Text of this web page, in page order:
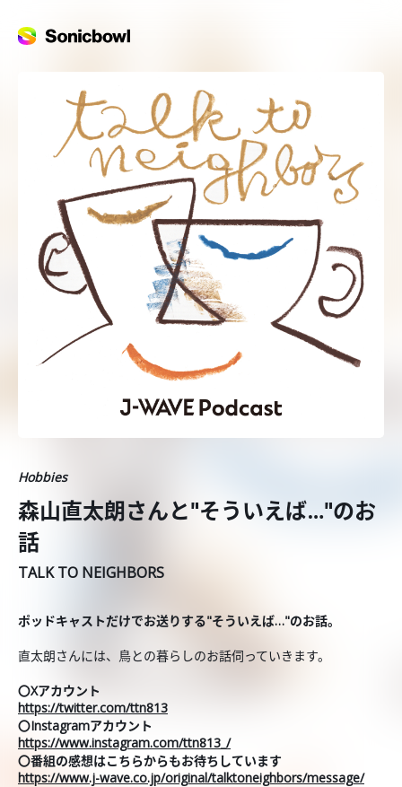
Hobbies
森山直太朗さんと"そういえば…"のお
話
TALK TO NEIGHBORS
ポッドキャストだけでお送りする"そういえば…"のお話。
直太朗さんには、鳥との暮らしのお話伺っていきます。
〇Xアカウント
https://twitter.com/ttn813
〇Instagramアカウント
https://www.instagram.com/ttn813_/
〇番組の感想はこちらからもお待ちしています
https://www.j-wave.co.jp/original/talktoneighbors/message/